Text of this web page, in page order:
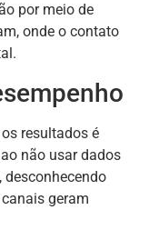
por meio de
onde o contato
resultados é
não usar dados
desconhecendo
geram